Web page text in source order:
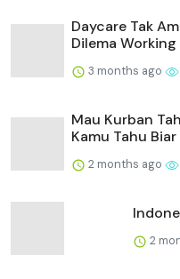
Daycare Tak
Dilema Working
3 months ago
Mau Kurban
Kamu Tahu Biar
2 months ago
2